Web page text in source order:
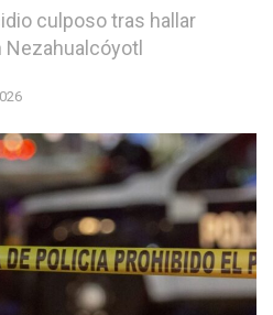
culposo tras hallar
Nezahualcóyotl